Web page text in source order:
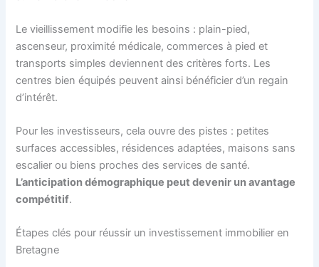
Le vieillissement modifie les besoins : plain-pied,
ascenseur, proximité médicale, commerces à pied et
transports simples deviennent des critères forts. Les
centres bien équipés peuvent ainsi bénéficier d’un regain
d’intérêt.
Pour les investisseurs, cela ouvre des pistes : petites
surfaces accessibles, résidences adaptées, maisons sans
escalier ou biens proches des services de santé.
L’anticipation démographique peut devenir un avantage
compétitif.
Étapes clés pour réussir un investissement immobilier en
Bretagne